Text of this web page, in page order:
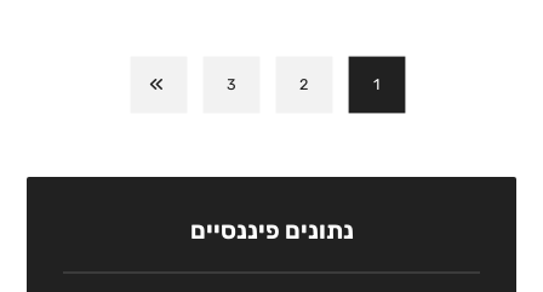
1
2
3
נתונים פיננסיים